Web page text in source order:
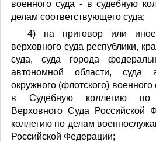
военного суда - в судебную
делам соответствующего суда;
4) на приговор или
верховного суда республики,
суда, суда города
автономной области, суда
окружного (флотского) военного
в Судебную коллегию по
Верховного Суда Российской
коллегию по делам
Российской Федерации;